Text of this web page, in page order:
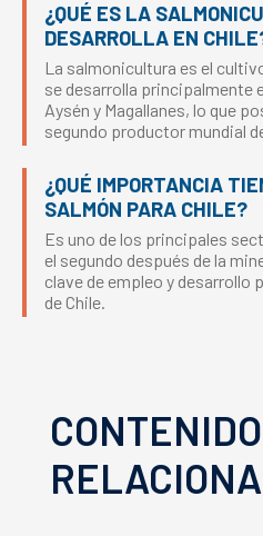
¿QUÉ ES LA
DESARROLLA EN
La salmonicultura es el
se desarrolla principalmente
Aysén y Magallanes, lo que
segundo productor mundial
¿QUÉ IMPORTANCIA
SALMÓN PARA CHILE?
Es uno de los principales
el segundo después de la
clave de empleo y desarrollo
de Chile.
CONTENIDO